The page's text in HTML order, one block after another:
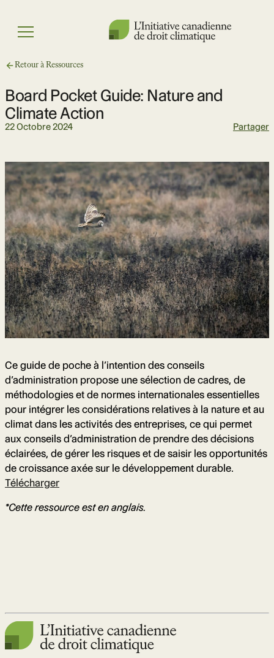
content
Menu
Retour à Ressources
Board Pocket Guide: Nature and
Climate Action
22 Octobre 2024 Partager
Ce guide de poche à l’intention des conseils
d’administration propose une sélection de cadres, de
méthodologies et de normes internationales essentielles
pour intégrer les considérations relatives à la nature et au
climat dans les activités des entreprises, ce qui permet
aux conseils d’administration de prendre des décisions
éclairées, de gérer les risques et de saisir les opportunités
de croissance axée sur le développement durable.
Télécharger
*Cette ressource est en anglais.